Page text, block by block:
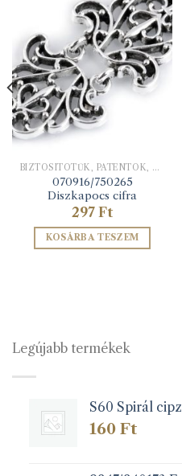
BIZTOSÍTÓTŰK, PATENTOK, KAPCSOK
070916/750265
Diszkapocs cifra
297 Ft
KOSÁRBA TESZEM
Legújabb termékek
S60 Spirál
160 Ft